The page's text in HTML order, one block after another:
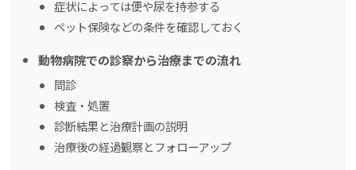
症状によっては便や尿を持参する
ペット保険などの条件を確認しておく
動物病院での診察から治療までの流れ
問診
検査・処置
診断結果と治療計画の説明
治療後の経過観察とフォローアップ